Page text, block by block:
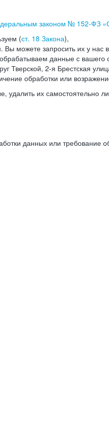
законом № 152-ФЗ
(ст. 18 Закона),
можете запросить их у нас
данные с вашего
Тверской, 2-я Брестская
обработки или
удалить их самостоятельно
данных или требование